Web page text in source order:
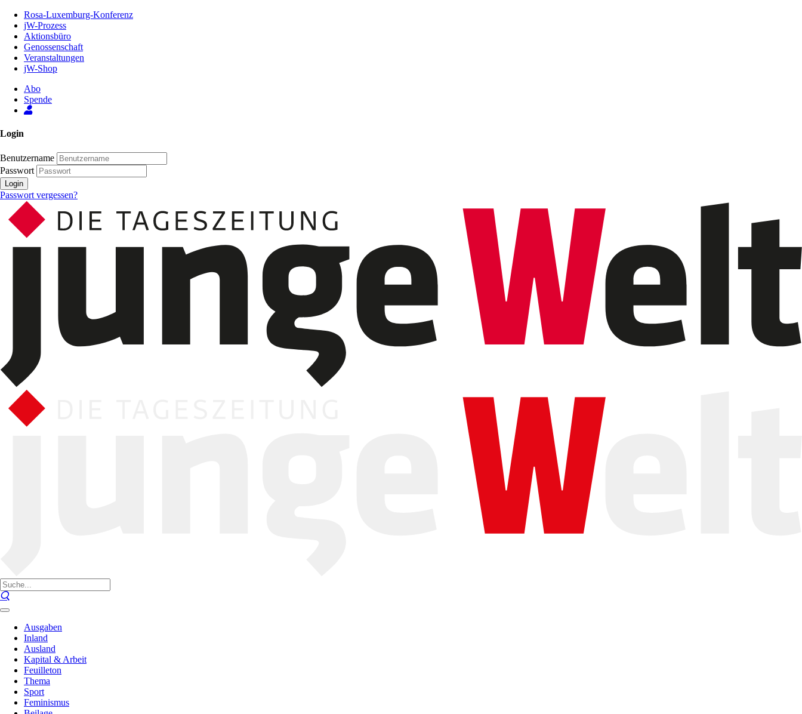
Inhalt
Seite
Rosa-Luxemburg-Konferenz
jW-Prozess
Aktionsbüro
Genossenschaft
Veranstaltungen
jW-Shop
Abo
Spende
Login
Benutzername
Passwort
Login
Passwort vergessen?
Ausgaben
Inland
Ausland
Kapital & Arbeit
Feuilleton
Thema
Sport
Feminismus